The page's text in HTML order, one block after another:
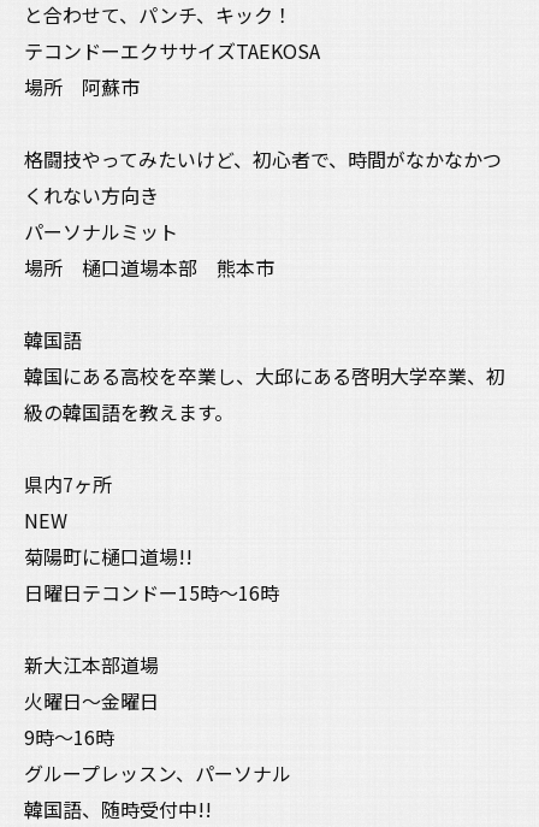
と合わせて、パンチ、キック！
テコンドーエクササイズTAEKOSA
場所 阿蘇市
格闘技やってみたいけど、初心者で、時間がなかなかつ
くれない方向き
パーソナルミット
場所 樋口道場本部 熊本市
韓国語
韓国にある高校を卒業し、大邱にある啓明大学卒業、初
級の韓国語を教えます。
県内7ヶ所
NEW
菊陽町に樋口道場!!
日曜日テコンドー15時〜16時
新大江本部道場
火曜日〜金曜日
9時〜16時
グループレッスン、パーソナル
韓国語、随時受付中!!